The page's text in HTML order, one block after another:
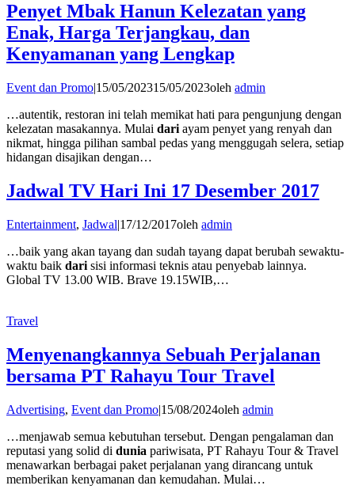
Penyet Mbak Hanun Kelezatan yang
Enak, Harga Terjangkau, dan
Kenyamanan yang Lengkap
Event dan Promo|15/05/202315/05/2023oleh admin
…autentik, restoran ini telah memikat hati para pengunjung dengan
kelezatan masakannya. Mulai dari ayam penyet yang renyah dan
nikmat, hingga pilihan sambal pedas yang menggugah selera, setiap
hidangan disajikan dengan…
Jadwal TV Hari Ini 17 Desember 2017
Entertainment, Jadwal|17/12/2017oleh admin
…baik yang akan tayang dan sudah tayang dapat berubah sewaktu-
waktu baik dari sisi informasi teknis atau penyebab lainnya.
Global TV 13.00 WIB. Brave 19.15WIB,…
Travel
Menyenangkannya Sebuah Perjalanan
bersama PT Rahayu Tour Travel
Advertising, Event dan Promo|15/08/2024oleh admin
…menjawab semua kebutuhan tersebut. Dengan pengalaman dan
reputasi yang solid di dunia pariwisata, PT Rahayu Tour & Travel
menawarkan berbagai paket perjalanan yang dirancang untuk
memberikan kenyamanan dan kemudahan. Mulai…